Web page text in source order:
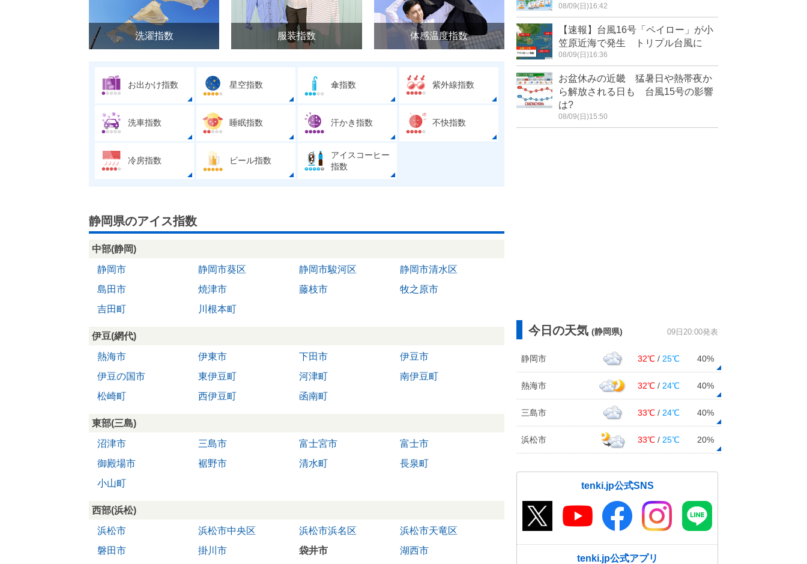
洗濯指数 服装指数 体感温度指数
お出かけ指数 星空指数 傘指数 紫外線指数
洗車指数 睡眠指数 汗かき指数 不快指数
冷房指数 ビール指数
アイスコーヒー
指数
静岡県のアイス指数
中部(静岡)
静岡市
静岡市葵区 静岡市駿河区
静岡市清水区
島田市
焼津市 藤枝市
牧之原市
吉田町
川根本町
伊豆(網代)
熱海市
伊東市 下田市
伊豆市
伊豆の国市
東伊豆町 河津町
南伊豆町
松崎町
西伊豆町 函南町
東部(三島)
沼津市
三島市 富士宮市
富士市
御殿場市
裾野市 清水町
長泉町
小山町
西部(浜松)
浜松市
浜松市中央区 浜松市浜名区
浜松市天竜区
磐田市
掛川市 袋井市
湖西市
08/09(日)16:42
【速報】台風16号「ペイロー」が小
笠原近海で発生 トリプル台風に
08/09(日)16:36
お盆休みの近畿 猛暑日や熱帯夜か
ら解放される日も 台風15号の影響
は?
08/09(日)15:50
今日の天気 (静岡県) 09日20:00発表
静岡市 32℃ / 25℃ 40%
熱海市 32℃ / 24℃ 40%
三島市 33℃ / 24℃ 40%
浜松市 33℃ / 25℃ 20%
tenki.jp公式SNS
tenki.jp公式アプリ